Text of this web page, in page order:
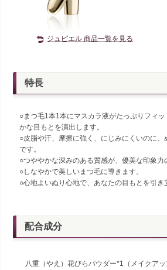
ジュピエル 商品一覧を見る
特長
○まつ毛1本1本にマスカラ液がたっぷりフィ
かな目もとを演出します。
○皮脂や汗、摩擦に強く、にじみにくいのに
です。
○つややかな深みのある質感が、優美な印象力
○しなやかで美しいまつ毛に導きます。
○心地よいぬり心地で、あなたの目もとを引き
配合成分
八重（やえ）花びらパウダー*1（メイクア